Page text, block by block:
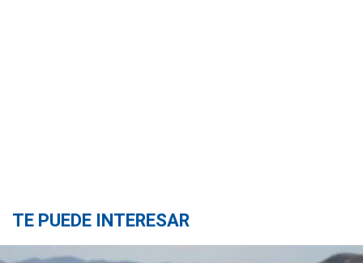
TE PUEDE INTERESAR